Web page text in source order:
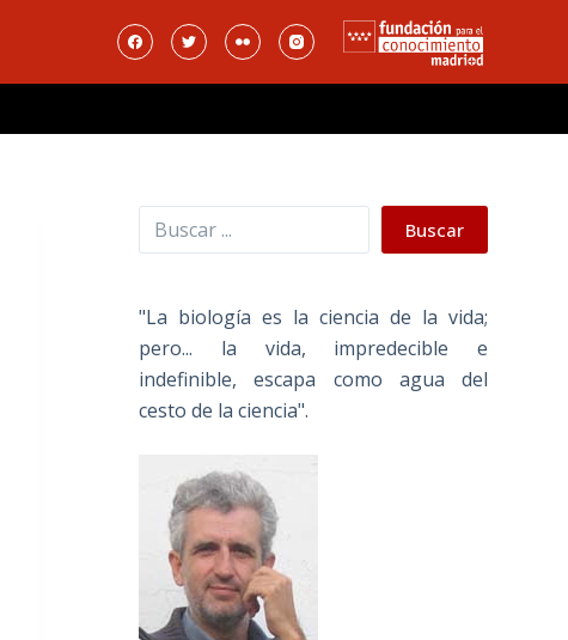
Buscar Buscar
"La biología es la ciencia de la vida;
pero... la vida, impredecible e
indefinible, escapa como agua del
cesto de la ciencia".